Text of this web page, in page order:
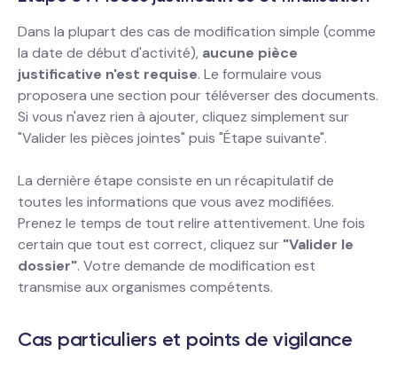
Dans la plupart des cas de modification simple (comme
la date de début d'activité), aucune pièce
justificative n'est requise. Le formulaire vous
proposera une section pour téléverser des documents.
Si vous n'avez rien à ajouter, cliquez simplement sur
"Valider les pièces jointes" puis "Étape suivante".
La dernière étape consiste en un récapitulatif de
toutes les informations que vous avez modifiées.
Prenez le temps de tout relire attentivement. Une fois
certain que tout est correct, cliquez sur "Valider le
dossier". Votre demande de modification est
transmise aux organismes compétents.
Cas particuliers et points de vigilance